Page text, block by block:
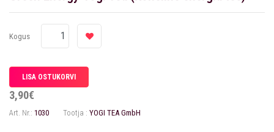
Kogus
3,90€
Art. Nr.: 1030 Tootja : YOGI TEA GmbH